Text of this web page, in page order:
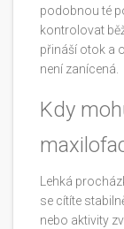
podobnou té
kontrolovat
přináší otok a
není zanícená.
Kdy
Lehká
se cítíte
nebo aktivity